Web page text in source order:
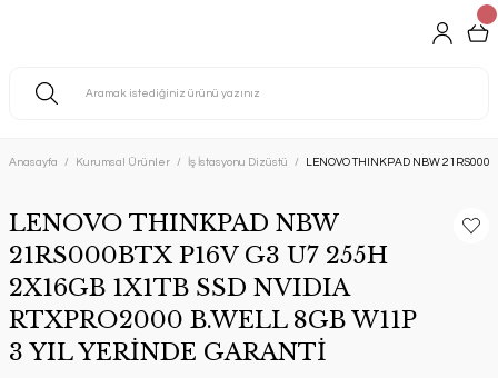
Anasayfa Kurumsal Ürünler İş İstasyonu Dizüstü LENOVO THINKPAD NBW
LENOVO THINKPAD NBW
21RS000BTX P16V G3 U7 255H
2X16GB 1X1TB SSD NVIDIA
RTXPRO2000 B.WELL 8GB W11P
3 YIL YERİNDE GARANTİ